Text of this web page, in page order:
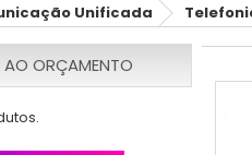
Unificada
ORÇAMENTO